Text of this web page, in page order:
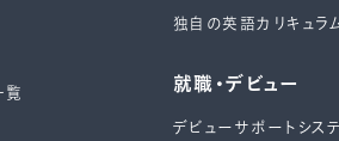
覧
独自の英語カリキュラ
就職・デビュー
デビューサポートシス